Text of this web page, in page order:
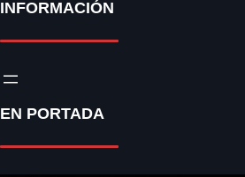
INFORMACIÓN
EN PORTADA